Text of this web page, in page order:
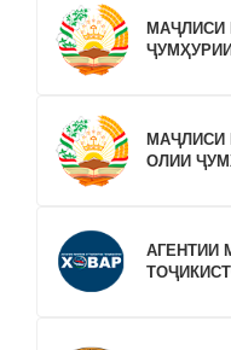
МАҶЛИСИ
МАҶЛИСИ
ОЛИИ
АГЕНТИИ